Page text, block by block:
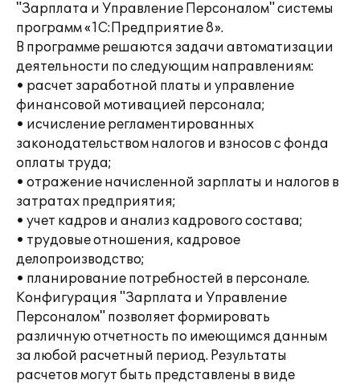
"Зарплата и Управление Персоналом" системы
программ «1С:Предприятие 8».
В программе решаются задачи автоматизации
деятельности по следующим направлениям:
• расчет заработной платы и управление
финансовой мотивацией персонала;
• исчисление регламентированных
законодательством налогов и взносов с фонда
оплаты труда;
• отражение начисленной зарплаты и налогов в
затратах предприятия;
• учет кадров и анализ кадрового состава;
• трудовые отношения, кадровое
делопроизводство;
• планирование потребностей в персонале.
Конфигурация "Зарплата и Управление
Персоналом" позволяет формировать
различную отчетность по имеющимся данным
за любой расчетный период. Результаты
расчетов могут быть представлены в виде